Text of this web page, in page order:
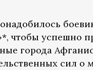
чтобы успешно
города
сил о